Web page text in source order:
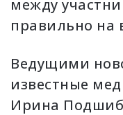
между
правильно на
Ведущими
известные
Ирина